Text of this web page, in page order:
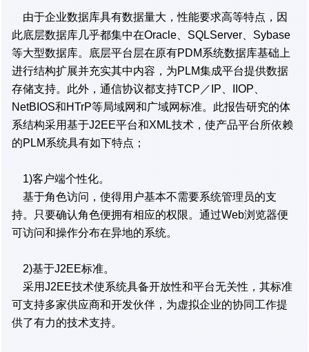
由于企业数据库具有数据量大，性能要求高等特点，因
此底层数据库几乎都集中在Oracle、SQLServer、Sybase
等大型数据库。底层平台层在原有PDM系统数据库基础上
进行结构扩展并充实其中内容，为PLM集成平台提供数据
存储支持。此外，通信协议都支持TCP／IP、IIOP、
NetBIOS和HTrP等局域网和广域网标准。此报告研究的体
系结构采用基于J2EE平台和XML技术，使产品平台所依赖
的PLM系统具有如下特点；
1)客户端个性化。
基于角色访问，使得用户基本不需要系统管理员的支
持。只要确认角色便拥有相应的权限。通过Web浏览器便
可访问和操作分布在异地的系统。
2)基于J2EE标准。
采用J2EE技术使系统具备开放性和平台无关性，其标准
可支持多家供应商和开发伙伴，为虚拟企业的协同工作提
供了有力的技术支持。